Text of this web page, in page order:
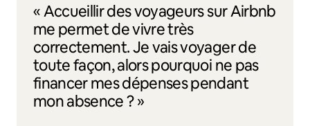
« Accueillir des voyageurs sur Airbnb
me permet de vivre très
correctement. Je vais voyager de
toute façon, alors pourquoi ne pas
financer mes dépenses pendant
mon absence ? »